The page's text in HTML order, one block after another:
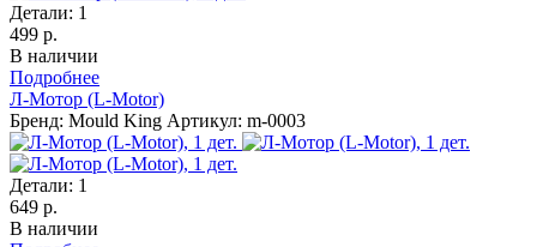
Детали: 1
499 р.
В наличии
Подробнее
Л-Мотор (L-Motor)
Бренд: Mould King Артикул: m-0003
Детали: 1
649 р.
В наличии